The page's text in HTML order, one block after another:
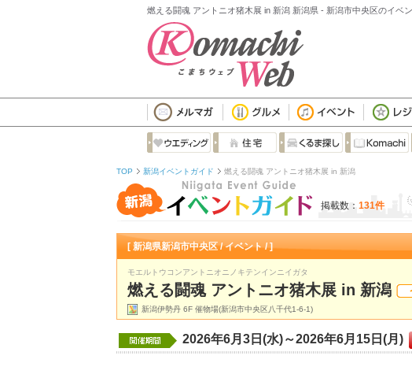
燃える闘魂 アントニオ猪木展 in 新潟 新潟県 - 新潟市中央区のイベン
TOP 新潟イベントガイド 燃える闘魂 アントニオ猪木展 in 新潟
掲載数： 131件
[ 新潟県新潟市中央区 / イベント / ]
モエルトウコンアントニオニノキテンインニイガタ
燃える闘魂 アントニオ猪木展 in 新潟
新潟伊勢丹 6F 催物場(新潟市中央区八千代1-6-1)
2026年6月3日(水)～2026年6月15日(月)